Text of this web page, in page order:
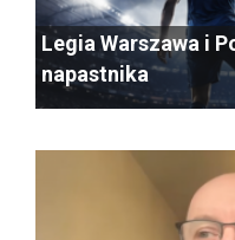
Legia Warszawa i
napastnika